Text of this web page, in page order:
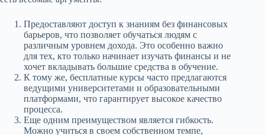
Предоставляют доступ к знаниям без финансовых
барьеров, что позволяет обучаться людям с
различным уровнем дохода. Это особенно важно
для тех, кто только начинает изучать финансы и не
хочет вкладывать большие средства в обучение.
К тому же, бесплатные курсы часто предлагаются
ведущими университетами и образовательными
платформами, что гарантирует высокое качество
процесса.
Еще одним преимуществом является гибкость.
Можно учиться в своем собственном темпе,